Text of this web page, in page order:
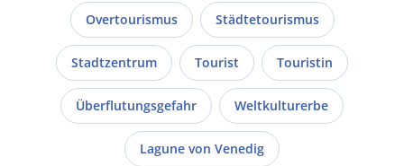
Overtourismus Städtetourismus
Stadtzentrum Tourist Touristin
Überflutungsgefahr Weltkulturerbe
Lagune von Venedig